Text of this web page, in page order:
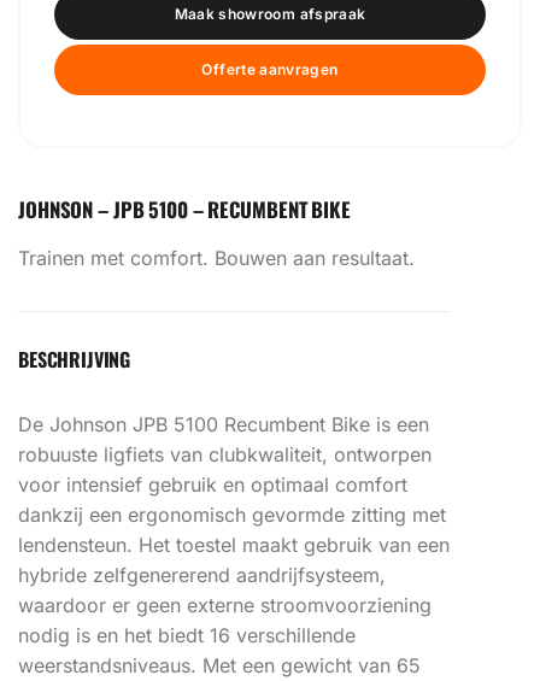
Maak showroom afspraak
Offerte aanvragen
JOHNSON – JPB 5100 – RECUMBENT BIKE
Trainen met comfort. Bouwen aan resultaat.
BESCHRIJVING
De Johnson JPB 5100 Recumbent Bike is een
robuuste ligfiets van clubkwaliteit, ontworpen
voor intensief gebruik en optimaal comfort
dankzij een ergonomisch gevormde zitting met
lendensteun. Het toestel maakt gebruik van een
hybride zelfgenererend aandrijfsysteem,
waardoor er geen externe stroomvoorziening
nodig is en het biedt 16 verschillende
weerstandsniveaus. Met een gewicht van 65